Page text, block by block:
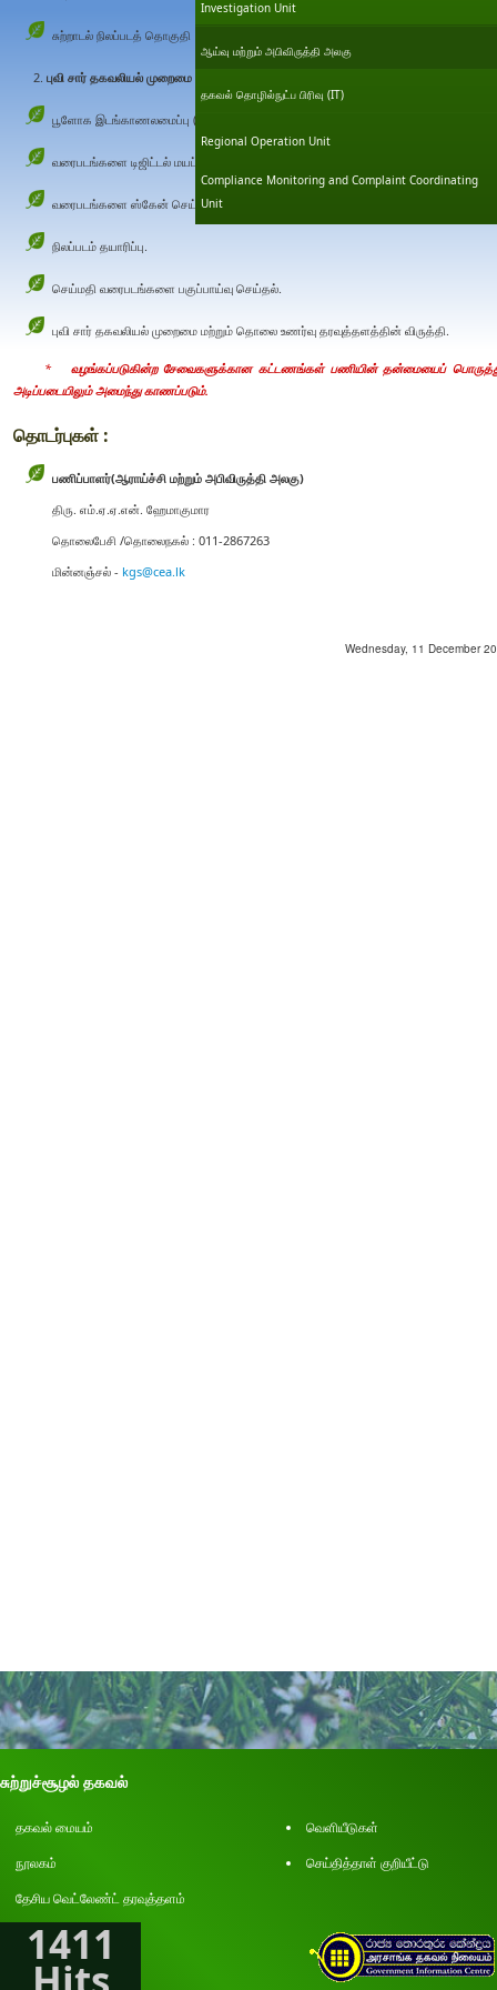
Investigation Unit
ஆய்வு மற்றும் அபிவிருத்தி அலகு
தகவல் தொழில்நுட்ப பிரிவு (IT)
Regional Operation Unit
Compliance Monitoring and Complaint Coordinating
Unit
சுற்றாடல் நிலப்படத் தொகுதி
புவி சார் தகவலியல் முறைமை (GIS) தொடர்பான சேவைகள்
பூளோக இடங்காணலமைப்பு (GPS) புள்ளிகளை பெற்றுக்கொள்ளல்.
வரைபடங்களை டிஜிட்டல் மயப்படுத்தல் (எண் மயப்படுத்தப்பட்ட)
வரைபடங்களை ஸ்கேன் செய்தலும் அச்சிடுதலும் (A0 அளவு வரை)
நிலப்படம் தயாரிப்பு.
செய்மதி வரைபடங்களை பகுப்பாய்வு செய்தல்.
புவி சார் தகவலியல் முறைமை மற்றும் தொலை உணர்வு தரவுத்தளத்தின் விருத்தி.
* வழங்கப்படுகின்ற சேவைகளுக்கான கட்டணங்கள் பணியின் தன்மையைப்
அடிப்படையிலும் அமைந்து காணப்படும்.
தொடர்புகள் :
பணிப்பாளர்(ஆராய்ச்சி மற்றும் அபிவிருத்தி அலகு)
திரு. எம்.ஏ.ஏ.என். ஹேமாகுமார
தொலைபேசி /தொலைநகல் : 011-2867263
மின்னஞ்சல் - kgs@cea.lk
Wednesday, 11 December
சுற்றுச்சூழல் தகவல்
தகவல் மையம்
வெளியீடுகள்
நூலகம்
செய்தித்தாள் குறியீட்டு
தேசிய வெட்லேண்ட் தரவுத்தளம்
1411